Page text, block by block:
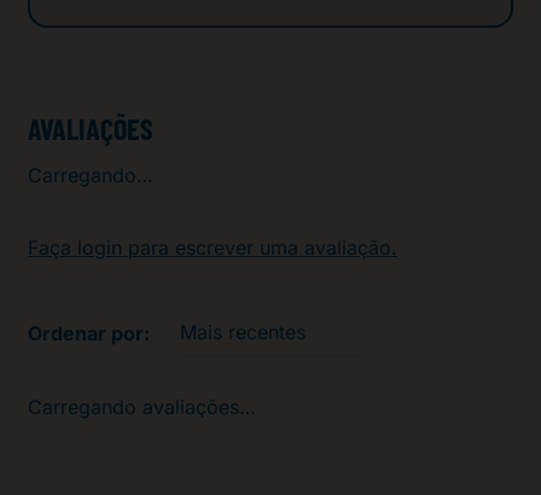
Trabalhamos com segurança, nossos
Alguns documentos podem ser
chopeira e etc).
O horário selecionado para
AVALIAÇÕES
Carregando…
Faça login para escrever uma avaliação.
Mais recentes
Carregando avaliações…